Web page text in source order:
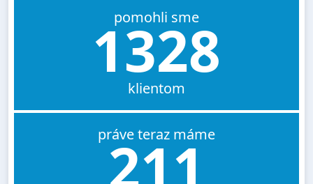
pomohli sme
1328
klientom
práve teraz máme
211